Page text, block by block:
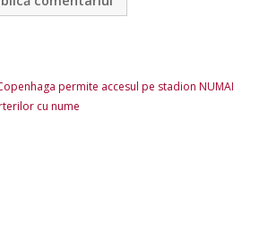
permite accesul pe stadion NUMAI
cu nume